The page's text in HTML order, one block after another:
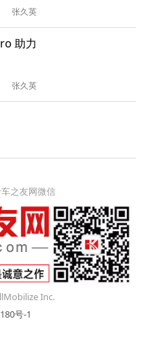
张久英
助力
张久英
之友网微信
Inc.
号-1